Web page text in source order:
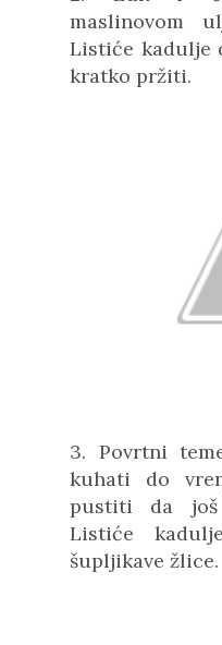
maslinovom
Listiće kadulje
kratko pržiti.
3. Povrtni
kuhati do
pustiti da
Listiće
šupljikave žlice.